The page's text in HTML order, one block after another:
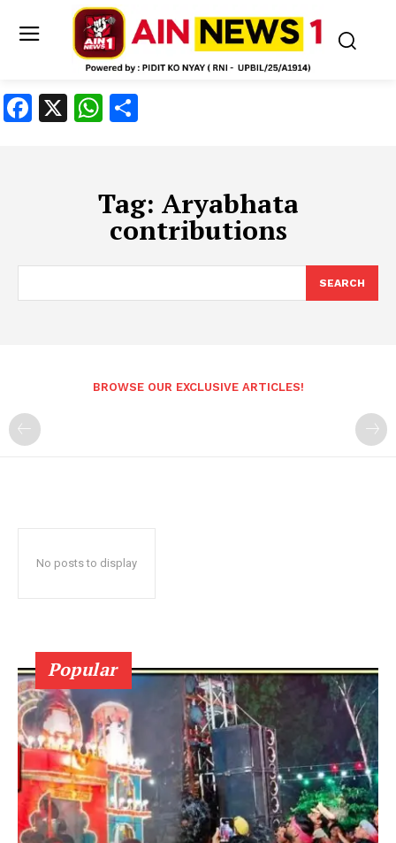
Facebook
X WhatsApp
Tag: Aryabhata
contributions
SEARCH
BROWSE OUR EXCLUSIVE ARTICLES!
No posts to display
Popular